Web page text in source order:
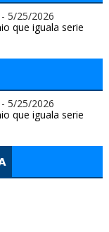
- 5/25/2026
que iguala serie
- 5/25/2026
que iguala serie